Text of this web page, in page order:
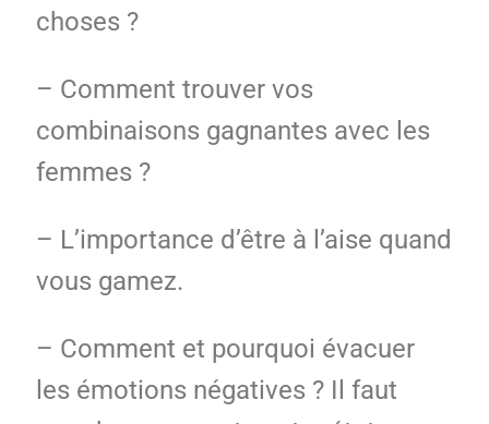
choses ?
– Comment trouver vos
combinaisons gagnantes avec les
femmes ?
– L’importance d’être à l’aise quand
vous gamez.
– Comment et pourquoi évacuer
les émotions négatives ? Il faut